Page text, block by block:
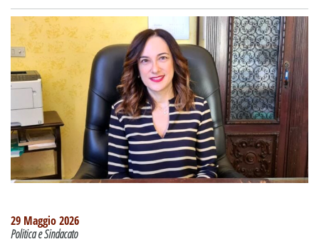
29 Maggio 2026
Politica e Sindacato